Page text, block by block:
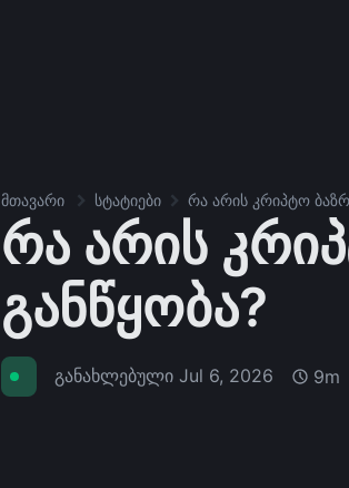
მთავარი სტატიები რა არის კრიპტო
რა არის
განწყობა?
განახლებული Jul 6, 2026 9m